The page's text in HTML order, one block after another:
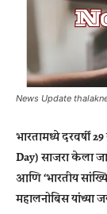
News Update
भारतामध्ये दरवर्षी
Day) साजरा केला
आणि ‘भारतीय
महालनोबिस यांच्या